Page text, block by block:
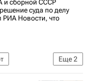
и сборной СССР
суда по делу
РИА Новости, что
Еще2